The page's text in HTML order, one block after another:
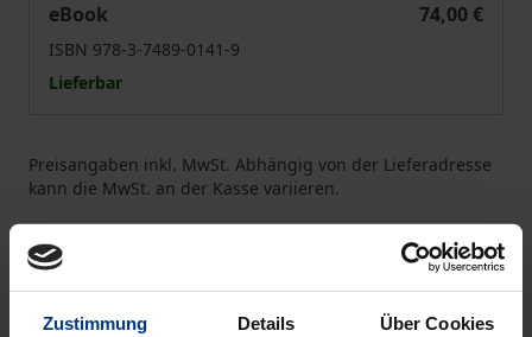
Zustimmung Details Über Cookies
eBook
74,00 €
ISBN 978-3-7489-0141-9
Lieferbar
Preisangaben inkl. MwSt. Abhängig von der Lieferadresse
kann die MwSt. an der Kasse variieren.
Zur Wunschliste hinzufügen
Hinweise zu Versandkosten